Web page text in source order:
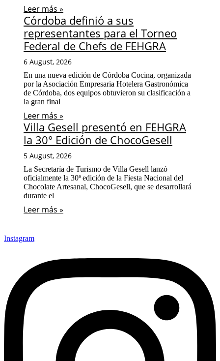
Leer más »
Córdoba definió a sus
representantes para el Torneo
Federal de Chefs de FEHGRA
6 August, 2026
En una nueva edición de Córdoba Cocina, organizada
por la Asociación Empresaria Hotelera Gastronómica
de Córdoba, dos equipos obtuvieron su clasificación a
la gran final
Leer más »
Villa Gesell presentó en FEHGRA
la 30° Edición de ChocoGesell
5 August, 2026
La Secretaría de Turismo de Villa Gesell lanzó
oficialmente la 30ª edición de la Fiesta Nacional del
Chocolate Artesanal, ChocoGesell, que se desarrollará
durante el
Leer más »
Instagram